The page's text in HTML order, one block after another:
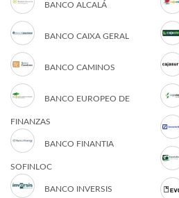
BANCO ALCALÁ
BANCO CAIXA GERAL
BANCO CAMINOS
BANCO EUROPEO DE
FINANZAS
BANCO FINANTIA
SOFINLOC
BANCO INVERSIS